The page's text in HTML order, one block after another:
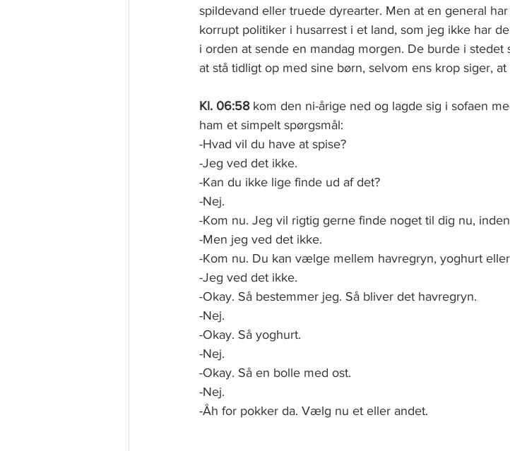
spildevand eller truede dyrearter. Men at en general
korrupt politiker i husarrest i et land, som jeg ikke har
i orden at sende en mandag morgen. De burde i
at stå tidligt op med sine børn, selvom ens krop siger,
Kl. 06:58 kom den ni-årige ned og lagde sig i sofaen
ham et simpelt spørgsmål:
-Hvad vil du have at spise?
-Jeg ved det ikke.
-Kan du ikke lige finde ud af det?
-Nej.
-Kom nu. Jeg vil rigtig gerne finde noget til dig nu,
-Men jeg ved det ikke.
-Kom nu. Du kan vælge mellem havregryn, yoghurt
-Jeg ved det ikke.
-Okay. Så bestemmer jeg. Så bliver det havregryn.
-Nej.
-Okay. Så yoghurt.
-Nej.
-Okay. Så en bolle med ost.
-Nej.
-Åh for pokker da. Vælg nu et eller andet.